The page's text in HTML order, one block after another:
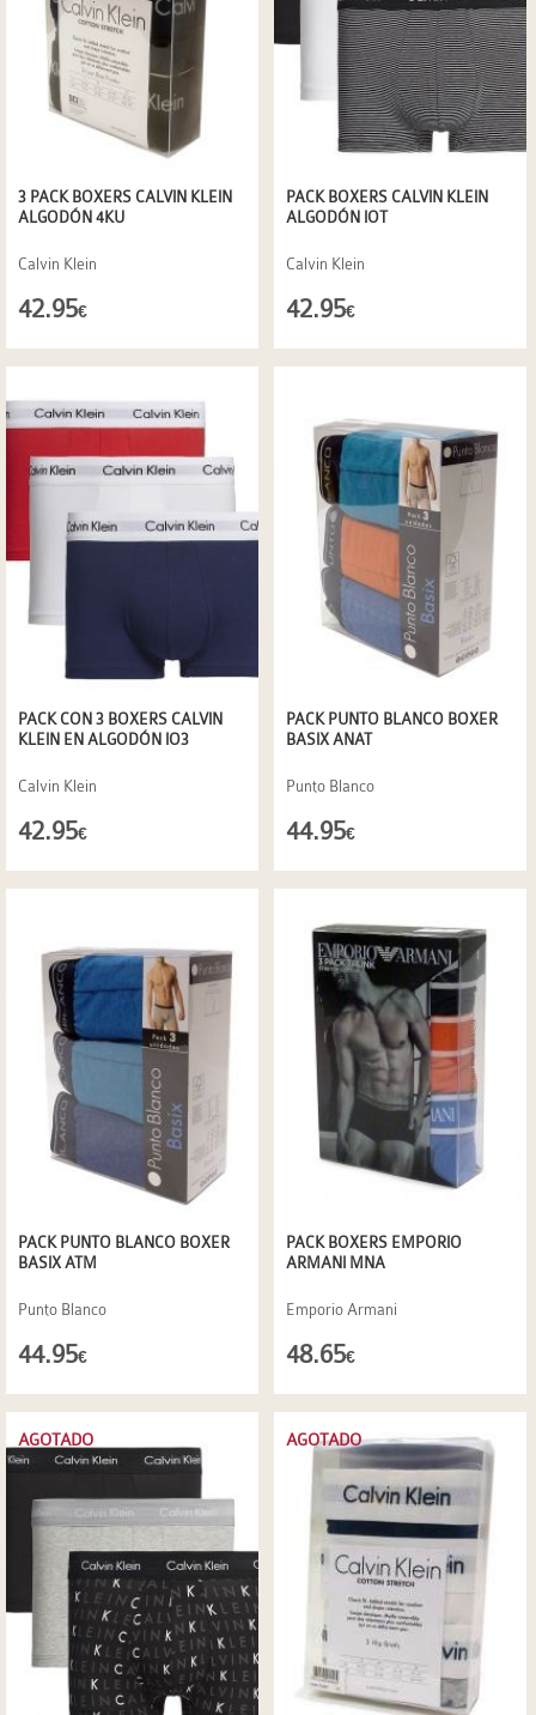
3 PACK BOXERS CALVIN KLEIN
ALGODÓN 4KU
Calvin Klein
42.95€
PACK BOXERS CALVIN KLEIN
ALGODÓN IOT
Calvin Klein
42.95€
PACK CON 3 BOXERS CALVIN
KLEIN EN ALGODÓN IO3
Calvin Klein
42.95€
PACK PUNTO BLANCO BOXER
BASIX ANAT
Punto Blanco
44.95€
PACK PUNTO BLANCO BOXER
BASIX ATM
Punto Blanco
44.95€
PACK BOXERS EMPORIO
ARMANI MNA
Emporio Armani
48.65€
AGOTADO AGOTADO